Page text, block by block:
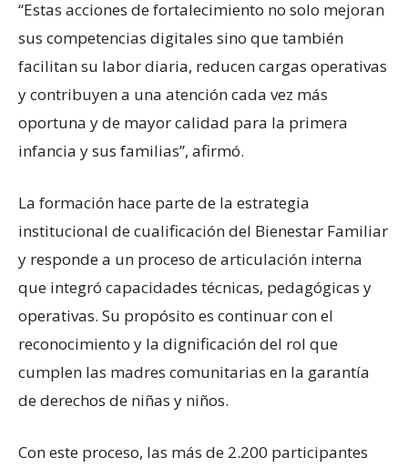
“Estas acciones de fortalecimiento no solo mejoran
sus competencias digitales sino que también
facilitan su labor diaria, reducen cargas operativas
y contribuyen a una atención cada vez más
oportuna y de mayor calidad para la primera
infancia y sus familias”, afirmó.
La formación hace parte de la estrategia
institucional de cualificación del Bienestar Familiar
y responde a un proceso de articulación interna
que integró capacidades técnicas, pedagógicas y
operativas. Su propósito es continuar con el
reconocimiento y la dignificación del rol que
cumplen las madres comunitarias en la garantía
de derechos de niñas y niños.
Con este proceso, las más de 2.200 participantes